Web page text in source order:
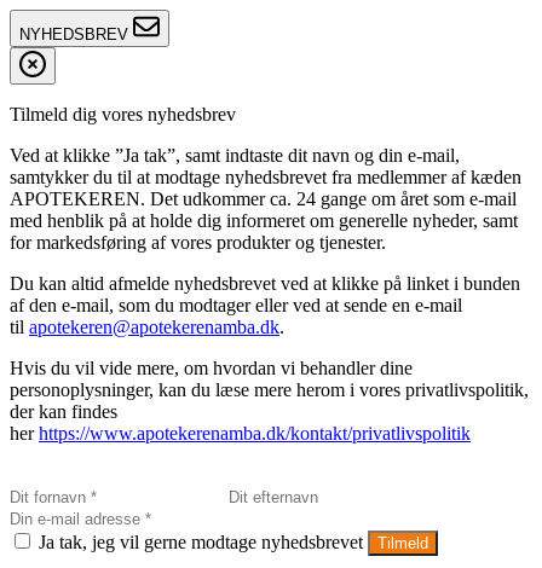
NYHEDSBREV
Tilmeld dig vores nyhedsbrev
Ved at klikke ”Ja tak”, samt indtaste dit navn og din e-mail,
samtykker du til at modtage nyhedsbrevet fra medlemmer af kæden
APOTEKEREN. Det udkommer ca. 24 gange om året som e-mail
med henblik på at holde dig informeret om generelle nyheder, samt
for markedsføring af vores produkter og tjenester.
Du kan altid afmelde nyhedsbrevet ved at klikke på linket i bunden
af den e-mail, som du modtager eller ved at sende en e-mail
til apotekeren@apotekerenamba.dk.
Hvis du vil vide mere, om hvordan vi behandler dine
personoplysninger, kan du læse mere herom i vores privatlivspolitik,
der kan findes
herhttps://www.apotekerenamba.dk/kontakt/privatlivspolitik
Ja tak, jeg vil gerne modtage nyhedsbrevet Tilmeld